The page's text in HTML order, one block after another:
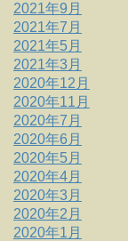
2021年9月
2021年7月
2021年5月
2021年3月
2020年12月
2020年11月
2020年7月
2020年6月
2020年5月
2020年4月
2020年3月
2020年2月
2020年1月